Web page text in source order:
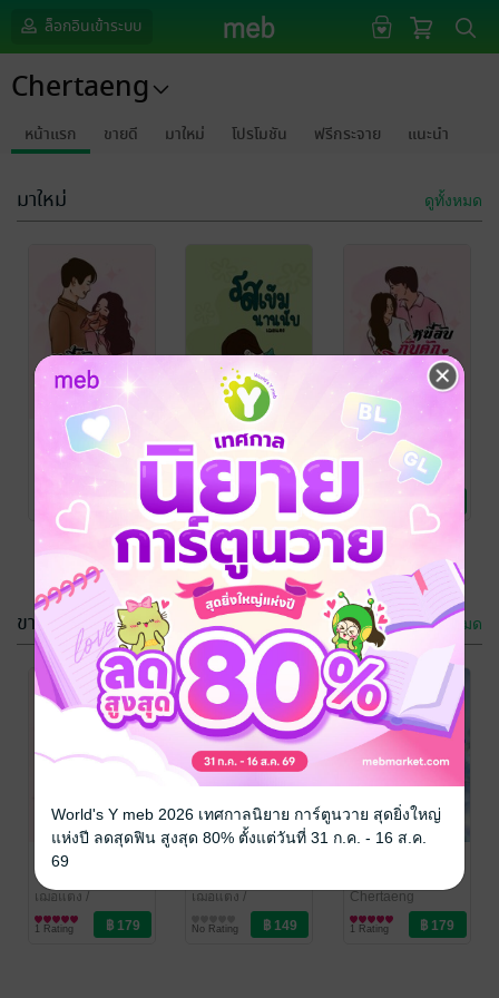
ล็อกอินเข้าระบบ
Chertaeng
หน้าแรก ขายดี มาใหม่ โปรโมชัน ฟรีกระจาย แนะนำ
มาใหม่ ดูทั้งหมด
หนี้ลับฉบับนาง
ร้าย
เฌอแตง
/
Chertaeng
นิยายรัก
1 Rating
รสเข้มนานนับ
เฌอแตง /
Chertaeng
นิยายรักวัยรุ่น
No Rating
หนี้ลับกับดัก
เฌอแตง/
Chertaeng
นิยายรัก
1 Rating
หนี้ลับกระชับใจ
1 Rating
อ้อนรัก ภรรยา
ชั่วคืน
เฌอแตง
Chertaeng
นิยายโรมานซ์
1 Rating
ขายดี ดูทั้งหมด
หนี้ลับฉบับนาง
ร้าย
เฌอแตง /
Chertaeng
นิยายรัก
1 Rating
แอป
เฌอแตง /
Chertaeng
No Rating
สัญญาแต่งงาน
Chertaeng
นิยายแฟนตาซี
1 Rating
World's Y meb 2026 เทศกาลนิยาย การ์ตูนวาย สุดยิ่งใหญ่
แห่งปี ลดสุดฟิน สูงสุด 80% ตั้งแต่วันที่ 31 ก.ค. - 16 ส.ค.
69